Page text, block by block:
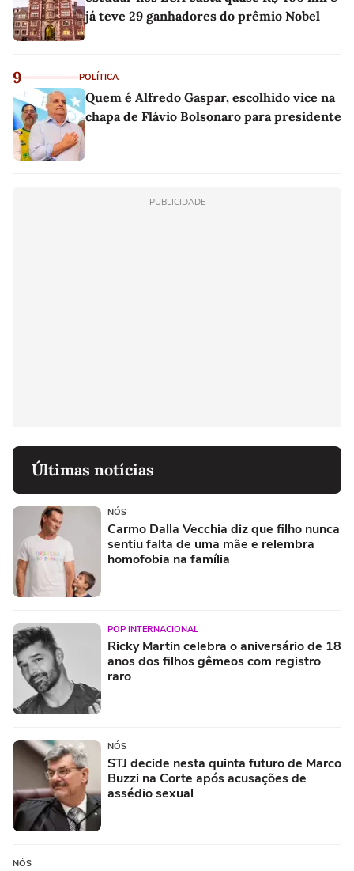
já teve 29 ganhadores do prêmio Nobel
9 POLÍTICA
Quem é Alfredo Gaspar, escolhido vice na
chapa de Flávio Bolsonaro para presidente
PUBLICIDADE
Últimas notícias
NÓS
Carmo Dalla Vecchia diz que filho nunca
sentiu falta de uma mãe e relembra
homofobia na família
POP INTERNACIONAL
Ricky Martin celebra o aniversário de 18
anos dos filhos gêmeos com registro
raro
NÓS
STJ decide nesta quinta futuro de Marco
Buzzi na Corte após acusações de
assédio sexual
NÓS